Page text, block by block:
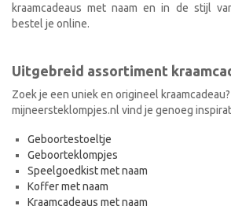
kraamcadeaus met naam en in de stijl
bestel je online.
Uitgebreid assortiment
Zoek je een uniek en origineel
mijneersteklompjes.nl vind je genoeg
Geboortestoeltje
Geboorteklompjes
Speelgoedkist met naam
Koffer met naam
Kraamcadeaus met naam